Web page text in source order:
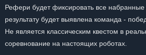
Рефери будет фиксировать все
результату будет выявлена команда -
Не является классическим квестом в
соревнование на настоящих роботах.